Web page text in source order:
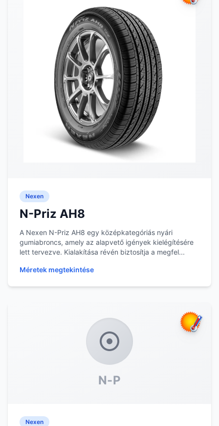
Nexen
N-Priz AH8
A Nexen N-Priz AH8 egy középkategóriás nyári
gumiabroncs, amely az alapvető igények kielégítésére
lett tervezve. Kialakítása révén biztosítja a megfel...
Méretek megtekintése
N-P
Nexen